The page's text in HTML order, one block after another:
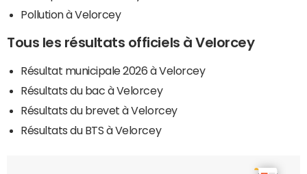
Pollution à Velorcey
Tous les résultats officiels à Velorcey
Résultat municipale 2026 à Velorcey
Résultats du bac à Velorcey
Résultats du brevet à Velorcey
Résultats du BTS à Velorcey